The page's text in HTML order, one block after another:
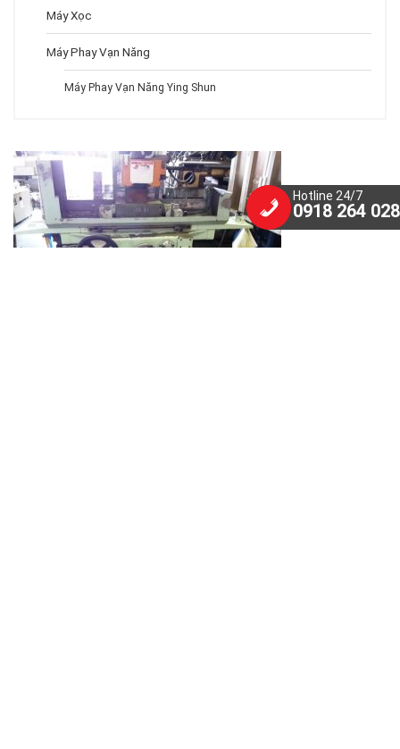
Máy Xọc
Máy Phay Vạn Năng
Máy Phay Vạn Năng Ying Shun
Hotline 24/7
0918 264 028